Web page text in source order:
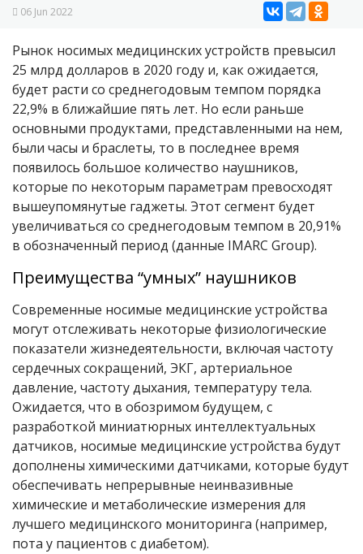
06 Jun 2022
Рынок носимых медицинских устройств превысил
25 млрд долларов в 2020 году и, как ожидается,
будет расти со среднегодовым темпом порядка
22,9% в ближайшие пять лет. Но если раньше
основными продуктами, представленными на нем,
были часы и браслеты, то в последнее время
появилось большое количество наушников,
которые по некоторым параметрам превосходят
вышеупомянутые гаджеты. Этот сегмент будет
увеличиваться со среднегодовым темпом в 20,91%
в обозначенный период (данные IMARC Group).
Преимущества “умных” наушников
Современные носимые медицинские устройства
могут отслеживать некоторые физиологические
показатели жизнедеятельности, включая частоту
сердечных сокращений, ЭКГ, артериальное
давление, частоту дыхания, температуру тела.
Ожидается, что в обозримом будущем, с
разработкой миниатюрных интеллектуальных
датчиков, носимые медицинские устройства будут
дополнены химическими датчиками, которые будут
обеспечивать непрерывные неинвазивные
химические и метаболические измерения для
лучшего медицинского мониторинга (например,
пота у пациентов с диабетом).